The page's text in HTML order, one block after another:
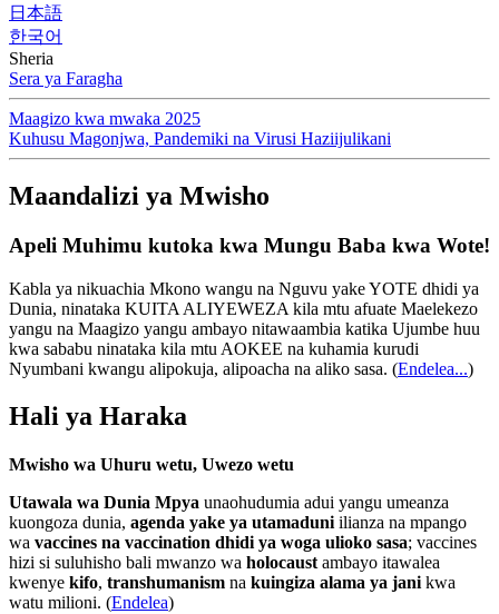
日本語
한국어
Sheria
Sera ya Faragha
Maagizo kwa mwaka 2025
Kuhusu Magonjwa, Pandemiki na Virusi Haziijulikani
Maandalizi ya Mwisho
Apeli Muhimu kutoka kwa Mungu Baba kwa Wote!
Kabla ya nikuachia Mkono wangu na Nguvu yake YOTE dhidi ya
Dunia, ninataka KUITA ALIYEWEZA kila mtu afuate Maelekezo
yangu na Maagizo yangu ambayo nitawaambia katika Ujumbe huu
kwa sababu ninataka kila mtu AOKEE na kuhamia kurudi
Nyumbani kwangu alipokuja, alipoacha na aliko sasa. (Endelea...)
Hali ya Haraka
Mwisho wa Uhuru wetu, Uwezo wetu
Utawala wa Dunia Mpya unaohudumia adui yangu umeanza
kuongoza dunia, agenda yake ya utamaduni ilianza na mpango
wa vaccines na vaccination dhidi ya woga ulioko sasa; vaccines
hizi si suluhisho bali mwanzo wa holocaust ambayo itawalea
kwenye kifo, transhumanism na kuingiza alama ya jani kwa
watu milioni. (Endelea)